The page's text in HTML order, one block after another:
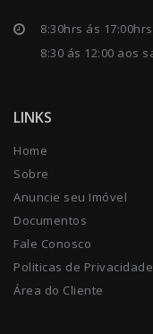
8:30hrs ás
8:30 ás 12:00 aos
LINKS
Home
Sobre
Anuncie seu Imóvel
Documentos
Fale Conosco
Politicas de Privacidade
Área do Cliente